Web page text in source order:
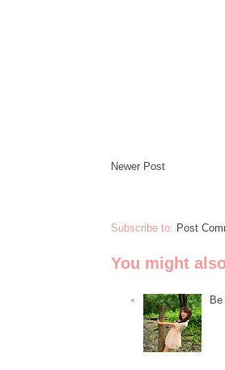
Newer Post
Subscribe to: Post
You might